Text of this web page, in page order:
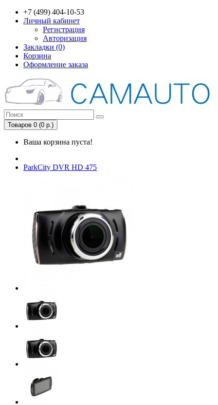
+7 (499) 404-10-53
Личный кабинет
Регистрация
Авторизация
Закладки (0)
Корзина
Оформление заказа
Товаров 0 (0 р.)
Ваша корзина пуста!
ParkCity DVR HD 475